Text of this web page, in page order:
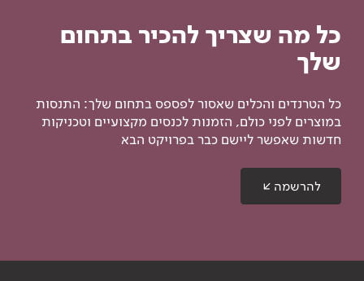
כל מה שצריך להכיר בתחום
שלך
כל הטרנדים והכלים שאסור לפספס בתחום שלך: התנסות
במוצרים לפני כולם, הזמנות לכנסים מקצועיים וטכניקות
חדשות שאפשר ליישם כבר בפרויקט הבא
להרשמה